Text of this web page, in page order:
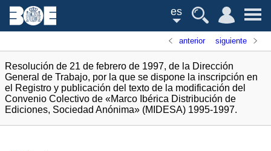
es
anterior siguiente
Resolución de 21 de febrero de 1997, de la Dirección
General de Trabajo, por la que se dispone la inscripción en
el Registro y publicación del texto de la modificación del
Convenio Colectivo de «Marco Ibérica Distribución de
Ediciones, Sociedad Anónima» (MIDESA) 1995-1997.